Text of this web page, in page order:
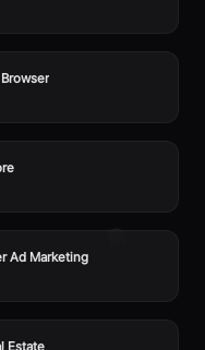
Ad Marketing
Estate